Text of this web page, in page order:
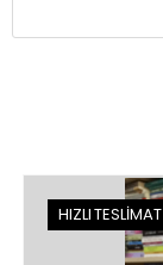
HIZLI TESLİMAT